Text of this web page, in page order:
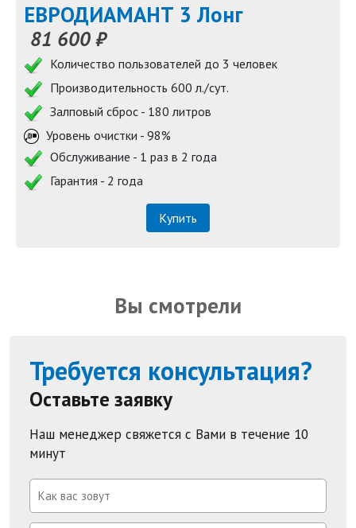
ЕВРОДИАМАНТ 3 Лонг
81 600 ₽
Количество пользователей до 3 человек
Производительность 600 л./сут.
Залповый сброс - 180 литров
Уровень очистки - 98%
Обслуживание - 1 раз в 2 года
Гарантия - 2 года
Купить
Вы смотрели
Требуется консультация?
Оставьте заявку
Наш менеджер свяжется с Вами в течение 10
минут